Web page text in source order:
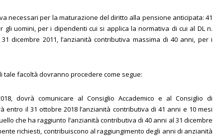
necessari per la maturazione del diritto alla pensione anticipata: 41
uomini, per i dipendenti cui si applica la normativa di cui al DL n.
dicembre 2011, l’anzianità contributiva massima di 40 anni, per i
facoltà dovranno procedere come segue:
dovrà comunicare al Consiglio Accademico e al Consiglio di
entro il 31 ottobre 2018 l’anzianità contributiva di 41 anni e 10 mesi
che ha raggiunto l’anzianità contributiva di 40 anni al 31 dicembre
richiesti, contribuiscono al raggiungimento degli anni di anzianità